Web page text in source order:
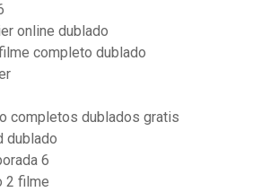
online dublado
completo dublado
completos dublados gratis
dublado
6
2 filme